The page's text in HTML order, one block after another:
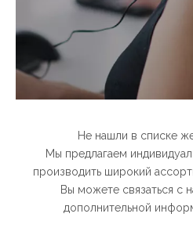
Не нашли в списке
Мы предлагаем
производить широкий
Вы можете связаться с
дополнительной